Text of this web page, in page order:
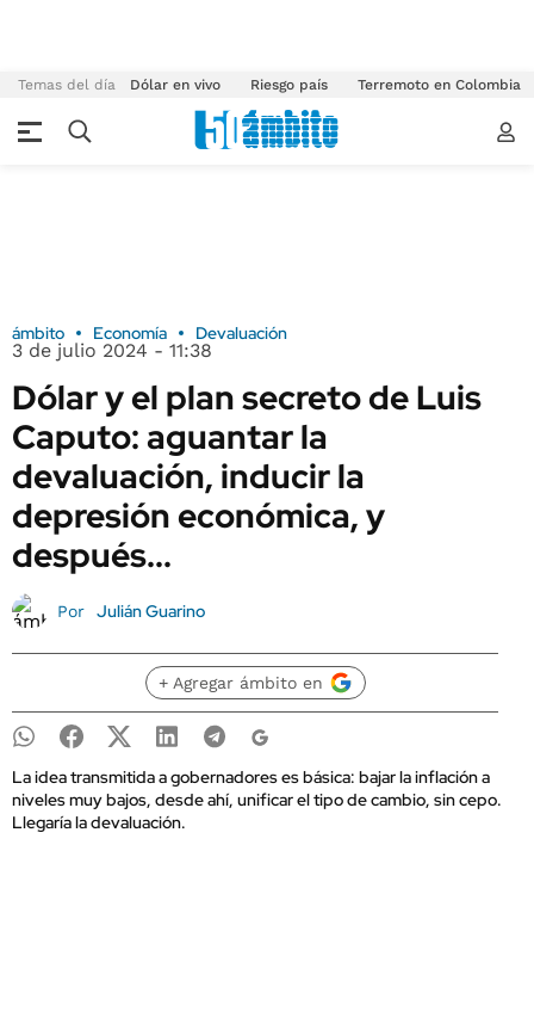
Temas del día Dólar en vivo Riesgo país Terremoto en Colombia
ámbito Economía Devaluación
3 de julio 2024 - 11:38
Dólar y el plan secreto de Luis
Caputo: aguantar la
devaluación, inducir la
depresión económica, y
después...
Por Julián Guarino
+ Agregar ámbito en
La idea transmitida a gobernadores es básica: bajar la inflación a
niveles muy bajos, desde ahí, unificar el tipo de cambio, sin cepo.
Llegaría la devaluación.